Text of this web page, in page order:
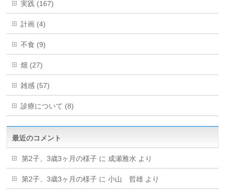
実践 (167)
計画 (4)
不食 (9)
畑 (27)
雑感 (57)
診療について (8)
最近のコメント
第2子、3歳3ヶ月の様子 に 成瀬雅水 より
第2子、3歳3ヶ月の様子 に小山 哲雄 より